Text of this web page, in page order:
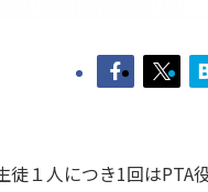
徒１人につき1回はPTA